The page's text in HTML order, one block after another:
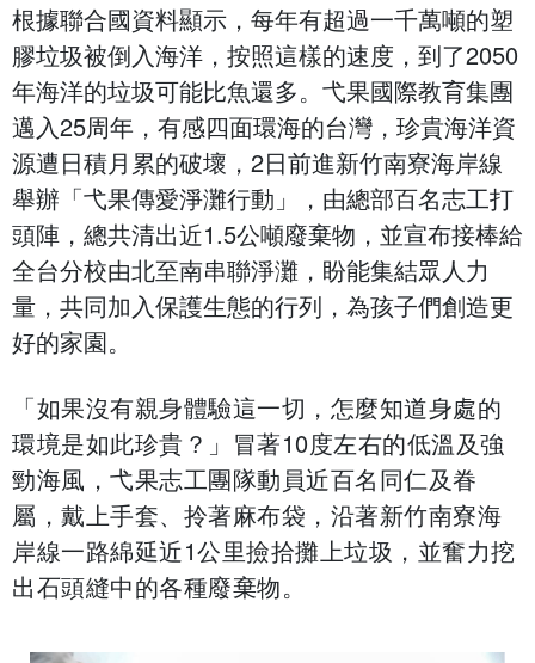
根據聯合國資料顯示，每年有超過一千萬噸的塑
膠垃圾被倒入海洋，按照這樣的速度，到了2050
年海洋的垃圾可能比魚還多。弋果國際教育集團
邁入25周年，有感四面環海的台灣，珍貴海洋資
源遭日積月累的破壞，2日前進新竹南寮海岸線
舉辦「弋果傳愛淨灘行動」，由總部百名志工打
頭陣，總共清出近1.5公噸廢棄物，並宣布接棒給
全台分校由北至南串聯淨灘，盼能集結眾人力
量，共同加入保護生態的行列，為孩子們創造更
好的家園。
「如果沒有親身體驗這一切，怎麼知道身處的
環境是如此珍貴？」冒著10度左右的低溫及強
勁海風，弋果志工團隊動員近百名同仁及眷
屬，戴上手套、拎著麻布袋，沿著新竹南寮海
岸線一路綿延近1公里撿拾攤上垃圾，並奮力挖
出石頭縫中的各種廢棄物。